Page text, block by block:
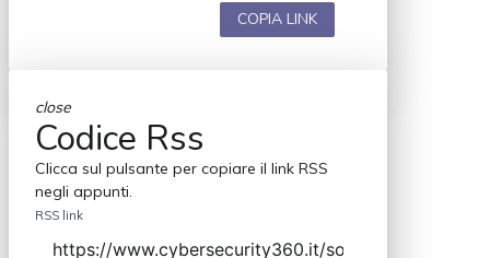
COPIA LINK
close
Codice Rss
Clicca sul pulsante per copiare il link RSS
negli appunti.
RSS link